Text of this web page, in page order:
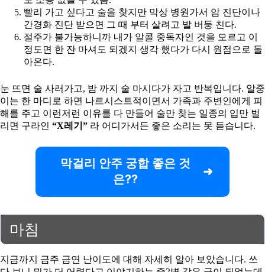
빨리 가고 싶다고 술을 찾지만 막상 병원가서 암 진단이나
간경화 진단 받으면 그 때 부터 살려고 발 버둥 친다.
절주가 불가능하니까 내가 알콜 중독자인 것을 모르고 이
정도면 한 잔 마셔도 되겠지 생각 했다가 다시 원점으로 돌
아온다.
눈 뜨면 술 사러가고, 밤 까지 술 마시다가 자고 반복입니다. 알중
이는 한 마디로 하면 나르시스트적이면서 가족과 주변인에게 피
해를 주고 이런저런 이유를 다 만들어 술만 찾는 일종의 입만 벌
리면 구라인 “X레기” 라 어디가서든 좋은 소리는 못 듣습니다.
막걸리 안주 궁합 좋은 것
은??
마침
지금까지 금주 금연 난이도에 대해 자세히 알아 보았습니다. 쓰